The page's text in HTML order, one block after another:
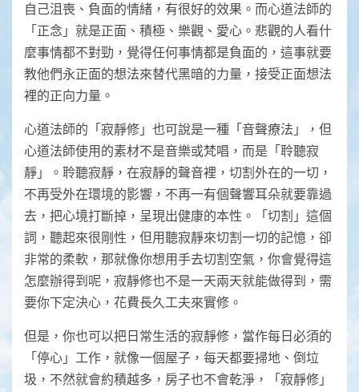
自己沮喪、負面的情緒，有很好的效果。而心道法師的
「正念」就是正面、積極、樂觀、愛心。悲觀的人看什
麼事情都不對勁，覺得任何事情都是負面的，這事就要
教他們永正面的想法來替代黑暗的力量，接受正面想法
裡的正向力量。
心道法師的「寂靜修」也可說是一種「音聲療法」，但
心道法師使用的素材不是音樂或梵唱，而是「聆聽寂
靜」。聆聽寂靜，在寂靜的聲音裡，切割外在的一切，
不再受外在環境的影響，不再一有個聲響耳朵就要靠過
去，把心境打斷掉，呈現出健康的本性。「切割」這個
詞，聽起來很剛性，但用聽寂靜來切割一切的記憶，卻
非常的柔軟，那就像你想用手去切割空氣，你會覺得這
怎麼辦得到呢，寂靜修也不是一天兩天就能做得到，需
要你下定決心，花費長久工夫來實修。
但是，你也可以把日常生活的寂靜修，當作每日必須的
「停心」工作，就像一個屋子，每天都要掃地、倒垃
圾，不然就會約積越多，房子也不會乾淨，「寂靜修」